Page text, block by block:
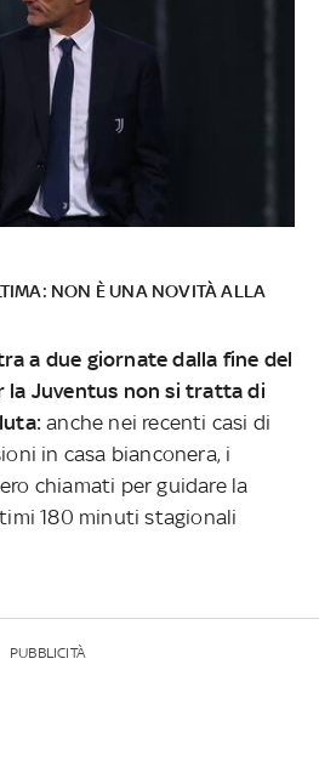
NON È UNA NOVITÀ ALLA
a due giornate dalla fine del
la Juventus non si tratta di
anche nei recenti casi di
in casa bianconera, i
chiamati per guidare la
180 minuti stagionali
PUBBLICITÀ